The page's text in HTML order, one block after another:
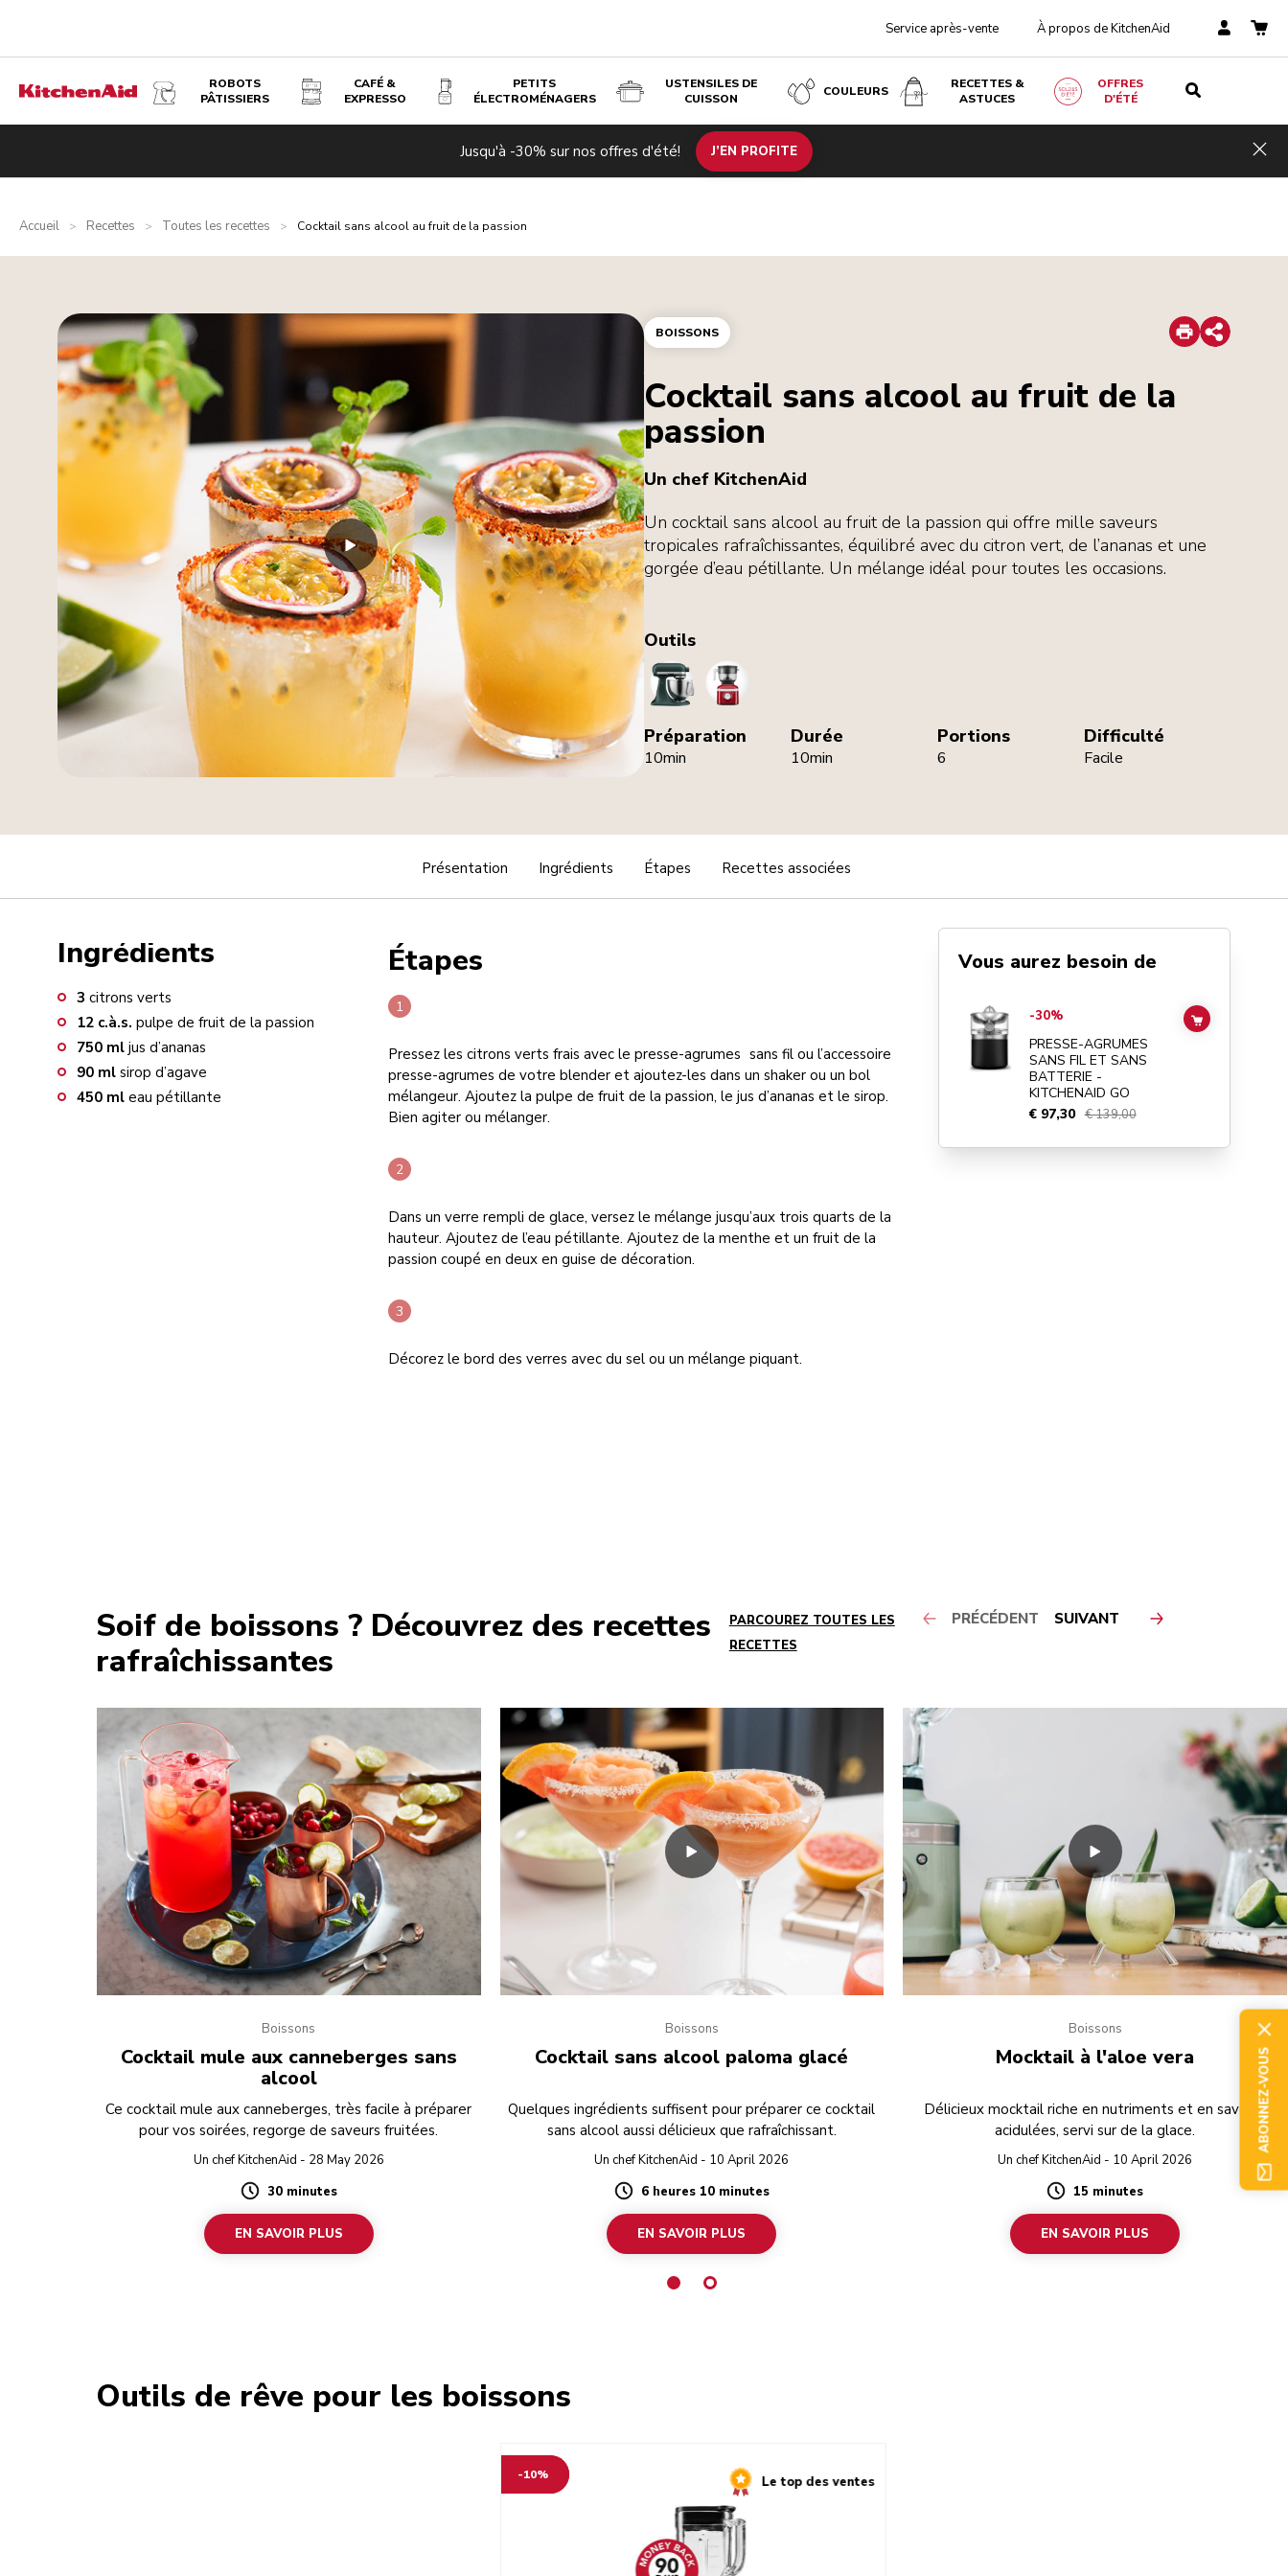
Service après-vente À propos de KitchenAid
ROBOTS
PÂTISSIERS
CAFÉ &
EXPRESSO
PETITS
ÉLECTROMÉNAGERS
USTENSILES DE
CUISSON
COULEURS
RECETTES &
ASTUCES
OFFRES
D'ÉTÉ
Jusqu'à -30% sur nos offres d'été! J’EN PROFITE
Accueil > Recettes > Toutes les recettes > Cocktail sans alcool au fruit de la passion
BOISSONS Print
Share
Cocktail sans alcool au fruit de la
passion
Un chef KitchenAid
Un cocktail sans alcool au fruit de la passion qui offre mille saveurs
tropicales rafraîchissantes, équilibré avec du citron vert, de l’ananas et une
gorgée d’eau pétillante. Un mélange idéal pour toutes les occasions.
Outils
StandMixer
Juicer
Préparation
10min
Durée
10min
Portions
6
Difficulté
Facile
Présentation Ingrédients Étapes Recettes associées
Ingrédients
3 citrons verts
12 c.à.s. pulpe de fruit de la passion
750 ml jus d’ananas
90 ml sirop d’agave
450 ml eau pétillante
Étapes
Pressez les citrons verts frais avec le presse-agrumes sans fil ou l’accessoire
presse-agrumes de votre blender et ajoutez-les dans un shaker ou un bol
mélangeur. Ajoutez la pulpe de fruit de la passion, le jus d’ananas et le sirop.
Bien agiter ou mélanger.
Dans un verre rempli de glace, versez le mélange jusqu’aux trois quarts de la
hauteur. Ajoutez de l’eau pétillante. Ajoutez de la menthe et un fruit de la
passion coupé en deux en guise de décoration.
Décorez le bord des verres avec du sel ou un mélange piquant.
Vous aurez besoin de
Go toPRESSE-AGRUMES SANS FIL ET SANS BATTERIE
-30%
PRESSE-AGRUMES
SANS FIL ET SANS
BATTERIE -
KITCHENAID GO
€ 97,30 € 139,00
ADD TO CART
Soif de boissons ? Découvrez des recettes
rafraîchissantes
PARCOUREZ TOUTES LES
RECETTES
PRÉCÉDENT SUIVANT
Boissons
Cocktail mule aux canneberges sans
alcool
Ce cocktail mule aux canneberges, très facile à préparer
pour vos soirées, regorge de saveurs fruitées.
Un chef KitchenAid - 28 May 2026
Duration
30 minutes
EN SAVOIR PLUS
Boissons
Cocktail sans alcool paloma glacé
Quelques ingrédients suffisent pour préparer ce cocktail
sans alcool aussi délicieux que rafraîchissant.
Un chef KitchenAid - 10 April 2026
Duration
6 heures 10 minutes
EN SAVOIR PLUS
Boissons
Mocktail à l'aloe vera
Délicieux mocktail riche en nutriments et en saveurs
acidulées, servi sur de la glace.
Un chef KitchenAid - 10 April 2026
Duration
15 minutes
EN SAVOIR PLUS
Outils de rêve pour les boissons
-10% Le top des ventes
ABONNEZ-VOUS